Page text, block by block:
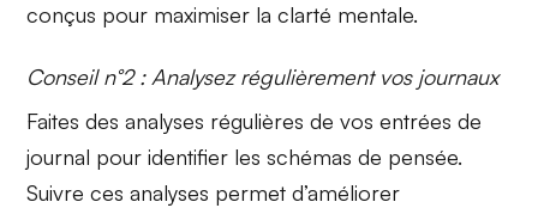
conçus pour maximiser la clarté mentale.
Conseil n°2 : Analysez régulièrement vos journaux
Faites desanalyses régulières de vos entrées de
journal pour identifier les schémas de pensée.
Suivre ces analyses permet d’améliorer